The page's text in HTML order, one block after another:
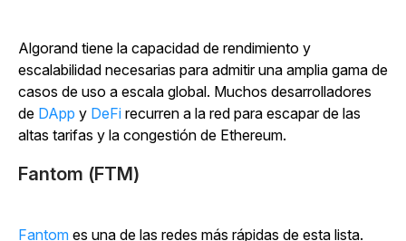
Algorand tiene la capacidad de rendimiento y
escalabilidad necesarias para admitir una amplia gama de
casos de uso a escala global. Muchos desarrolladores
de DApp y DeFi recurren a la red para escapar de las
altas tarifas y la congestión de Ethereum.
Fantom (FTM)
Fantom es una de las redes más rápidas de esta lista.